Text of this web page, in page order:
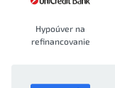
Hypoúver na
refinancovanie